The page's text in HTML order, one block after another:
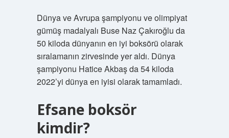
Dünya ve Avrupa şampiyonu ve olimpiyat
gümüş madalyalı Buse Naz Çakıroğlu da
50 kiloda dünyanın en iyi boksörü olarak
sıralamanın zirvesinde yer aldı. Dünya
şampiyonu Hatice Akbaş da 54 kiloda
2022’yi dünya en iyisi olarak tamamladı.
Efsane boksör
kimdir?